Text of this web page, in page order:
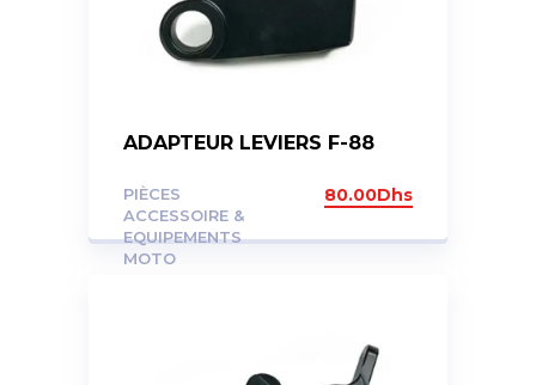
ADAPTEUR LEVIERS F-88
PIÈCES
ACCESSOIRE &
EQUIPEMENTS
MOTO
80.00Dhs